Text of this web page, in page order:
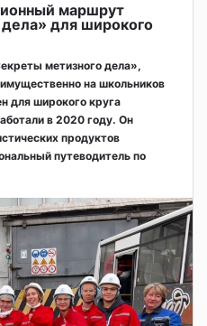
маршрут
для широкого
метизного дела»,
на школьников
для широкого круга
в 2020 году. Он
продуктов
путеводитель по